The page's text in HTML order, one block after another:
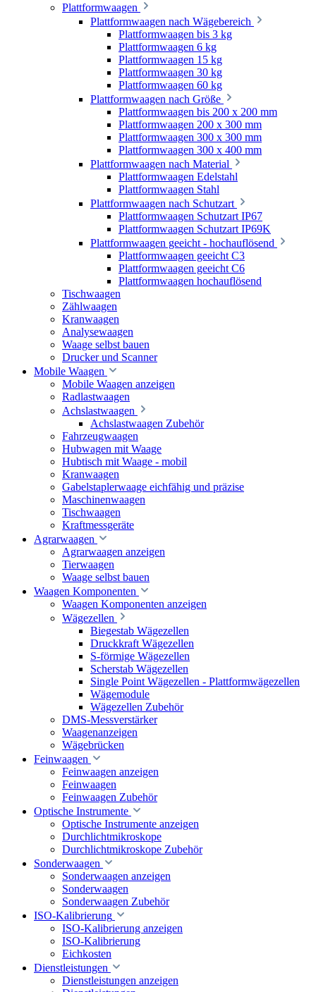
Plattformwaagen
Plattformwaagen nach Wägebereich
Plattformwaagen bis 3 kg
Plattformwaagen 6 kg
Plattformwaagen 15 kg
Plattformwaagen 30 kg
Plattformwaagen 60 kg
Plattformwaagen nach Größe
Plattformwaagen bis 200 x 200 mm
Plattformwaagen 200 x 300 mm
Plattformwaagen 300 x 300 mm
Plattformwaagen 300 x 400 mm
Plattformwaagen nach Material
Plattformwaagen Edelstahl
Plattformwaagen Stahl
Plattformwaagen nach Schutzart
Plattformwaagen Schutzart IP67
Plattformwaagen Schutzart IP69K
Plattformwaagen geeicht - hochauflösend
Plattformwaagen geeicht C3
Plattformwaagen geeicht C6
Plattformwaagen hochauflösend
Tischwaagen
Zählwaagen
Kranwaagen
Analysewaagen
Waage selbst bauen
Drucker und Scanner
Mobile Waagen
Mobile Waagen anzeigen
Radlastwaagen
Achslastwaagen
Achslastwaagen Zubehör
Fahrzeugwaagen
Hubwagen mit Waage
Hubtisch mit Waage - mobil
Kranwaagen
Gabelstaplerwaage eichfähig und präzise
Maschinenwaagen
Tischwaagen
Kraftmessgeräte
Agrarwaagen
Agrarwaagen anzeigen
Tierwaagen
Waage selbst bauen
Waagen Komponenten
Waagen Komponenten anzeigen
Wägezellen
Biegestab Wägezellen
Druckkraft Wägezellen
S-förmige Wägezellen
Scherstab Wägezellen
Single Point Wägezellen - Plattformwägezellen
Wägemodule
Wägezellen Zubehör
DMS-Messverstärker
Waagenanzeigen
Wägebrücken
Feinwaagen
Feinwaagen anzeigen
Feinwaagen
Feinwaagen Zubehör
Optische Instrumente
Optische Instrumente anzeigen
Durchlichtmikroskope
Durchlichtmikroskope Zubehör
Sonderwaagen
Sonderwaagen anzeigen
Sonderwaagen
Sonderwaagen Zubehör
ISO-Kalibrierung
ISO-Kalibrierung anzeigen
ISO-Kalibrierung
Eichkosten
Dienstleistungen
Dienstleistungen anzeigen